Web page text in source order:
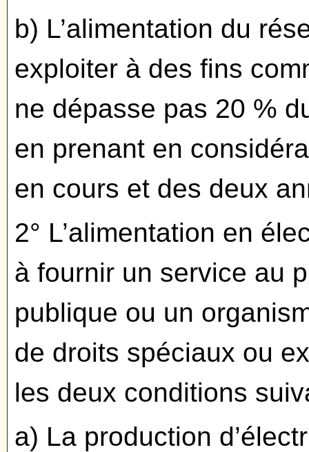
b) L’alimentation du
exploiter à des fins
ne dépasse pas 20 %
en prenant en
en cours et des deux
2° L’alimentation en
à fournir un service au
publique ou un
de droits spéciaux ou
les deux conditions
a) La production